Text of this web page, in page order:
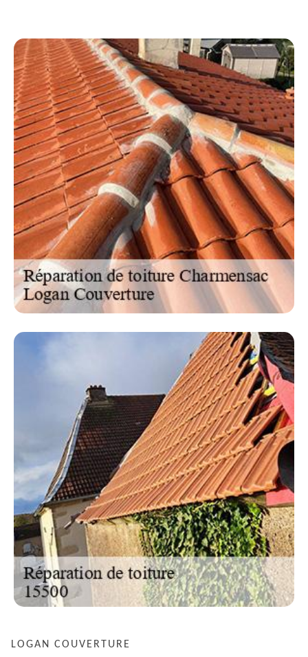
LOGAN COUVERTURE